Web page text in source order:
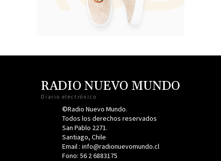
RADIO NUEVO MUNDO
Diario electrónico
©Radio Nuevo Mundo.
Todos los derechos reservados
San Pablo 2271.
Santiago, Chile
Email : info@radionuevomundo.cl
Fono: 56 2 6883175